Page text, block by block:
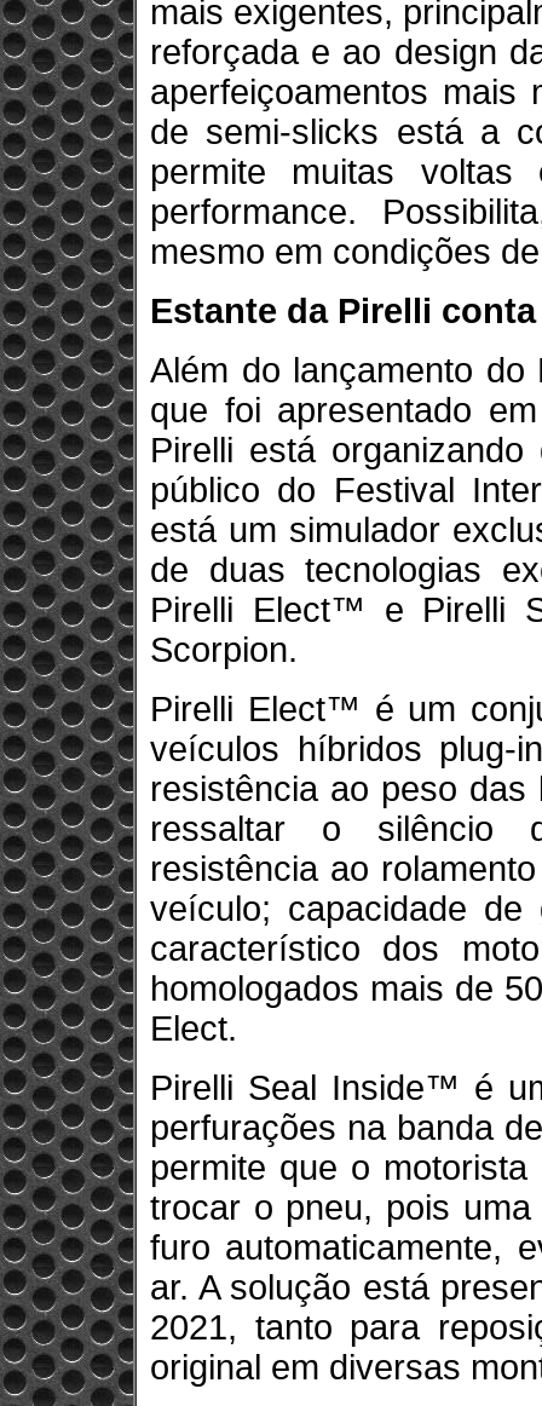
mais exigentes,
reforçada e ao design
aperfeiçoamentos mais
de semi-slicks está a
permite muitas
performance.
mesmo em condições
Estante da Pirelli
Além do lançamento
que foi apresentado
Pirelli está
público do Festival
está um simulador
de duas tecnologias
Pirelli Elect™ e Pirelli
Scorpion.
Pirelli Elect™ é um
veículos híbridos plug-
resistência ao peso
ressaltar o silêncio
resistência ao
veículo; capacidade de
característico dos
homologados mais de
Elect.
Pirelli Seal Inside™ é
perfurações na banda
permite que o
trocar o pneu, pois
furo automaticamente,
ar. A solução está
2021, tanto para
original em diversas